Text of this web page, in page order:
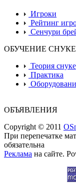
Игроки
Рейтинг
Сенчури
ОБУЧЕНИЕ
Теория
Практика
ОБЪЯВЛЕНИЯ
Copyright © 2011
При перепечатке
обязательна
Реклама на сайте.